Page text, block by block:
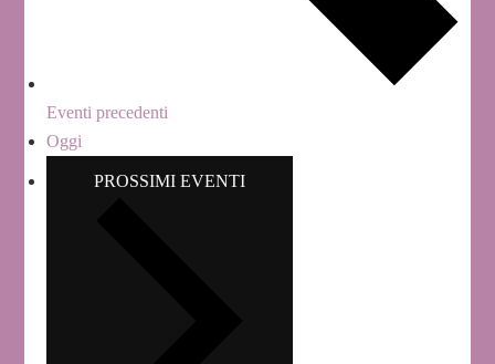
Eventi precedenti
Oggi
PROSSIMI EVENTI